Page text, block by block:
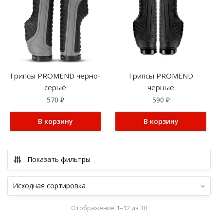
Грипсы PROMEND черно-
серые
570 ₽
В корзину
Грипсы PROMEND
черные
590 ₽
В корзину
Показать фильтры
Отображение 1–12 из 30